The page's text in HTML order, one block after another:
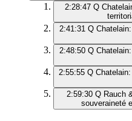
2:28:47 Q
2:41:31 Q
2:48:50 Q
2:55:55 Q
2:59:30 Q Rauch
souveraineté